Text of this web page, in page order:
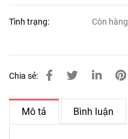
Tình trạng: Còn hàng
Chia sẻ:
Mô tả Bình luận